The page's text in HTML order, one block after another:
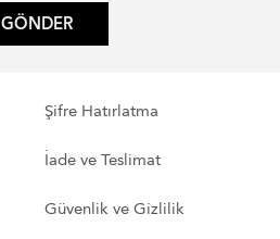
GÖNDER
Şifre Hatırlatma
İade ve Teslimat
Güvenlik ve Gizlilik